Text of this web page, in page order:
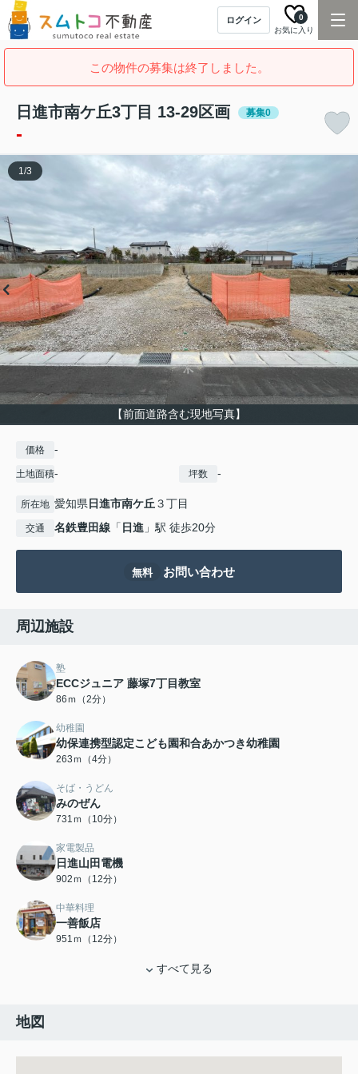
ログイン
お気に入り
0
この物件の募集は終了しました。
日進市南ケ丘3丁目 13-29区画 募集0
-
【前面道路含む現地写真】
1/3
価格 -
土地面積- 坪数 -
所在地 愛知県日進市南ケ丘３丁目
交通 名鉄豊田線 「 日進 」駅 徒歩20分
無料 お問い合わせ
周辺施設
塾
ECCジュニア 藤塚7丁目教室
86ｍ（2分）
幼稚園
幼保連携型認定こども園和合あかつき幼稚園
263ｍ（4分）
そば・うどん
みのぜん
731ｍ（10分）
家電製品
日進山田電機
902ｍ（12分）
中華料理
一善飯店
951ｍ（12分）
すべて見る
地図